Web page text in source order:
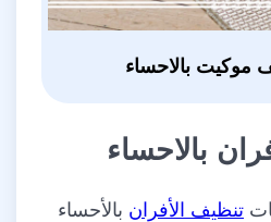
موكيت بالاحساء
بالاحساء
تنظيف الأفران بالأحساء